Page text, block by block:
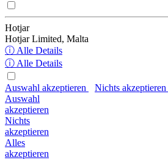
Hotjar
Hotjar Limited, Malta
ⓘ Alle Details
ⓘ Alle Details
Auswahl akzeptieren Nichts akzeptieren
Auswahl
akzeptieren
Nichts
akzeptieren
Alles
akzeptieren